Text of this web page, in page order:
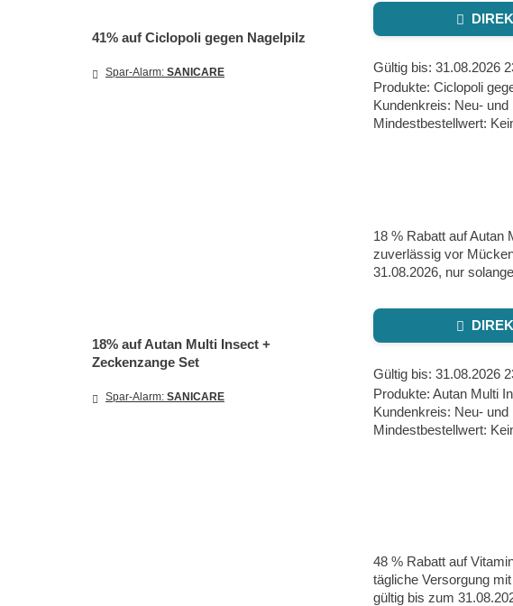
41% auf Ciclopoli gegen Nagelpilz
Spar-Alarm: SANICARE
Gültig bis: 31.08.2026
Produkte: Ciclopoli
Kundenkreis: Neu-
Mindestbestellwert:
18% auf Autan Multi Insect +
Zeckenzange Set
Spar-Alarm: SANICARE
18 % Rabatt auf Autan
zuverlässig vor
31.08.2026, nur
Gültig bis: 31.08.2026
Produkte: Autan Multi
Kundenkreis: Neu-
Mindestbestellwert:
48 % Rabatt auf
tägliche Versorgung
gültig bis zum